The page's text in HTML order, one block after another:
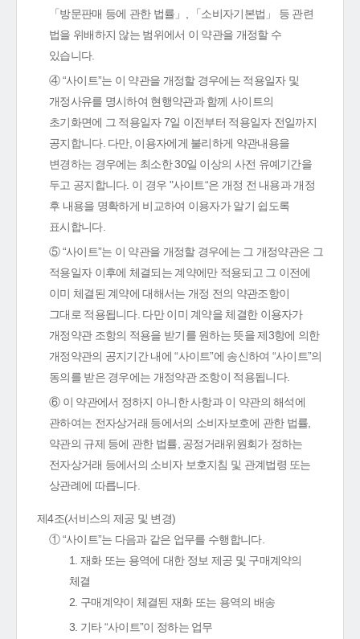
「방문판매 등에 관한 법률」, 「소비자기본법」 등 관련
법을 위배하지 않는 범위에서 이 약관을 개정할 수
있습니다.
④ “사이트”는 이 약관을 개정할 경우에는 적용일자 및
개정사유를 명시하여 현행약관과 함께 사이트의
초기화면에 그 적용일자 7일 이전부터 적용일자 전일까지
공지합니다. 다만, 이용자에게 불리하게 약관내용을
변경하는 경우에는 최소한 30일 이상의 사전 유예기간을
두고 공지합니다. 이 경우 "사이트“은 개정 전 내용과 개정
후 내용을 명확하게 비교하여 이용자가 알기 쉽도록
표시합니다.
⑤ “사이트”는 이 약관을 개정할 경우에는 그 개정약관은 그
적용일자 이후에 체결되는 계약에만 적용되고 그 이전에
이미 체결된 계약에 대해서는 개정 전의 약관조항이
그대로 적용됩니다. 다만 이미 계약을 체결한 이용자가
개정약관 조항의 적용을 받기를 원하는 뜻을 제3항에 의한
개정약관의 공지기간 내에 “사이트”에 송신하여 “사이트”의
동의를 받은 경우에는 개정약관 조항이 적용됩니다.
⑥ 이 약관에서 정하지 아니한 사항과 이 약관의 해석에
관하여는 전자상거래 등에서의 소비자보호에 관한 법률,
약관의 규제 등에 관한 법률, 공정거래위원회가 정하는
전자상거래 등에서의 소비자 보호지침 및 관계법령 또는
상관례에 따릅니다.
제4조(서비스의 제공 및 변경)
① “사이트”는 다음과 같은 업무를 수행합니다.
1. 재화 또는 용역에 대한 정보 제공 및 구매계약의
체결
2. 구매계약이 체결된 재화 또는 용역의 배송
3. 기타 “사이트”이 정하는 업무